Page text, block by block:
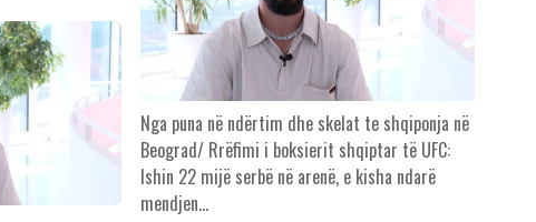
Nga puna në ndërtim dhe skelat te shqiponja në
Beograd/ Rrëfimi i boksierit shqiptar të UFC:
Ishin 22 mijë serbë në arenë, e kisha ndarë
mendjen…